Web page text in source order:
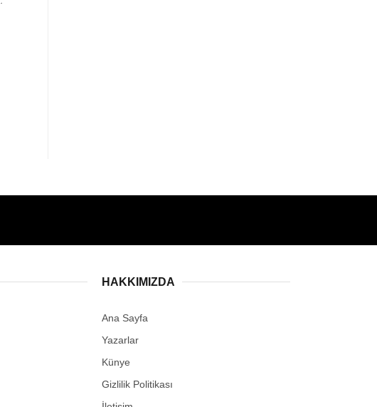
HAKKIMIZDA
Ana Sayfa
Yazarlar
Künye
Gizlilik Politikası